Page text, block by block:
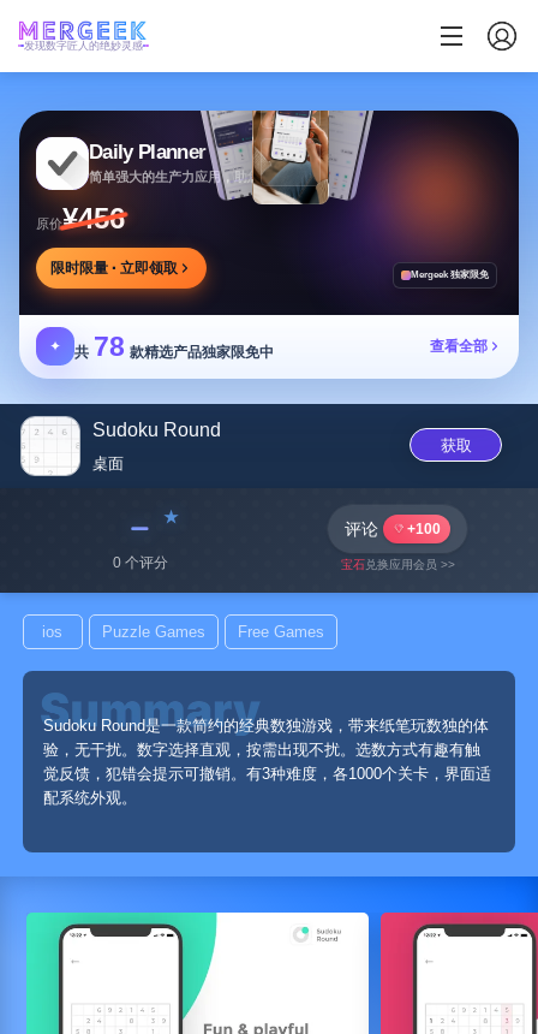
发现数字匠人的绝妙灵感
Daily Planner
简单强大的生产力应用，助您安排任务专注目标
原价¥456
限时限量 · 立即领取 Mergeek 独家限免
✦ 共 78 款精选产品独家限免中 查看全部
Sudoku Round
桌面
获取
﹣
0 个评分
评论 +100
宝石兑换应用会员 >>
ios Puzzle Games Free Games
Sudoku Round是一款简约的经典数独游戏，带来纸笔玩数独的体
验，无干扰。数字选择直观，按需出现不扰。选数方式有趣有触
觉反馈，犯错会提示可撤销。有3种难度，各1000个关卡，界面适
配系统外观。